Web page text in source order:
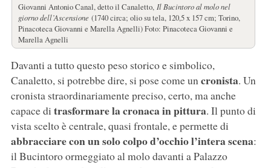
Giovanni Antonio Canal, detto il Canaletto, Il Bucintoro al molo nel
giorno dell’Ascensione (1740 circa; olio su tela, 120,5 x 157 cm; Torino,
Pinacoteca Giovanni e Marella Agnelli) Foto: Pinacoteca Giovanni e
Marella Agnelli
Davanti a tutto questo peso storico e simbolico,
Canaletto, si potrebbe dire, si pose come uncronista. Un
cronista straordinariamente preciso, certo, ma anche
capace di trasformare la cronaca in pittura. Il punto di
vista scelto è centrale, quasi frontale, e permette di
abbracciare con un solo colpo d’occhio l’intera scena:
il Bucintoro ormeggiato al molo davanti a Palazzo